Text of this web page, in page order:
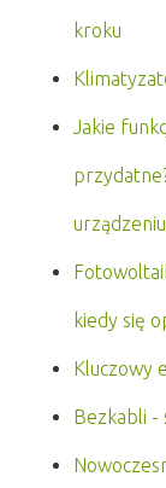
kroku
Jakie
kiedy się
Kluczowy
Bezkabli -